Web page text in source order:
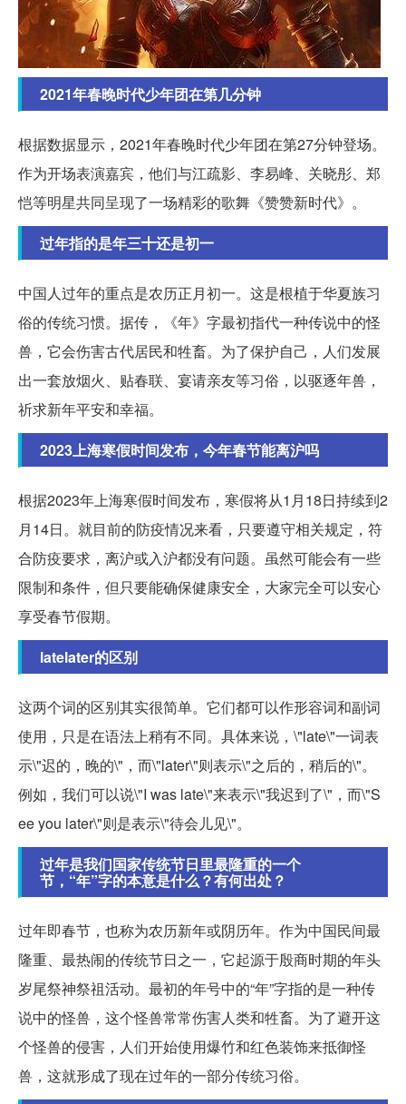
2021年春晚时代少年团在第几分钟
根据数据显示，2021年春晚时代少年团在第27分钟登场。
作为开场表演嘉宾，他们与江疏影、李易峰、关晓彤、郑
恺等明星共同呈现了一场精彩的歌舞《赞赞新时代》。
过年指的是年三十还是初一
中国人过年的重点是农历正月初一。这是根植于华夏族习
俗的传统习惯。据传，《年》字最初指代一种传说中的怪
兽，它会伤害古代居民和牲畜。为了保护自己，人们发展
出一套放烟火、贴春联、宴请亲友等习俗，以驱逐年兽，
祈求新年平安和幸福。
2023上海寒假时间发布，今年春节能离沪吗
根据2023年上海寒假时间发布，寒假将从1月18日持续到2
月14日。就目前的防疫情况来看，只要遵守相关规定，符
合防疫要求，离沪或入沪都没有问题。虽然可能会有一些
限制和条件，但只要能确保健康安全，大家完全可以安心
享受春节假期。
latelater的区别
这两个词的区别其实很简单。它们都可以作形容词和副词
使用，只是在语法上稍有不同。具体来说，\"late\"一词表
示\"迟的，晚的\"，而\"later\"则表示\"之后的，稍后的\"。
例如，我们可以说\"I was late\"来表示\"我迟到了\"，而\"S
ee you later\"则是表示\"待会儿见\"。
过年是我们国家传统节日里最隆重的一个
节，“年”字的本意是什么？有何出处？
过年即春节，也称为农历新年或阴历年。作为中国民间最
隆重、最热闹的传统节日之一，它起源于殷商时期的年头
岁尾祭神祭祖活动。最初的年号中的“年”字指的是一种传
说中的怪兽，这个怪兽常常伤害人类和牲畜。为了避开这
个怪兽的侵害，人们开始使用爆竹和红色装饰来抵御怪
兽，这就形成了现在过年的一部分传统习俗。